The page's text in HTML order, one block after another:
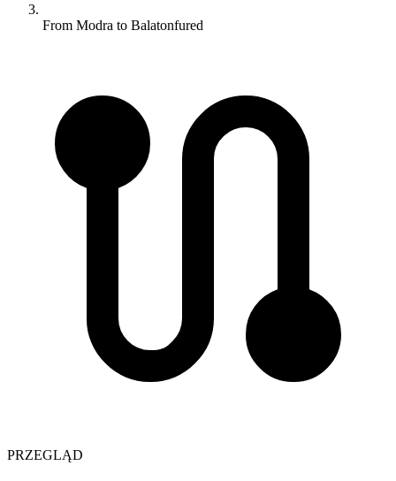
From Modra to Balatonfured
PRZEGLĄD